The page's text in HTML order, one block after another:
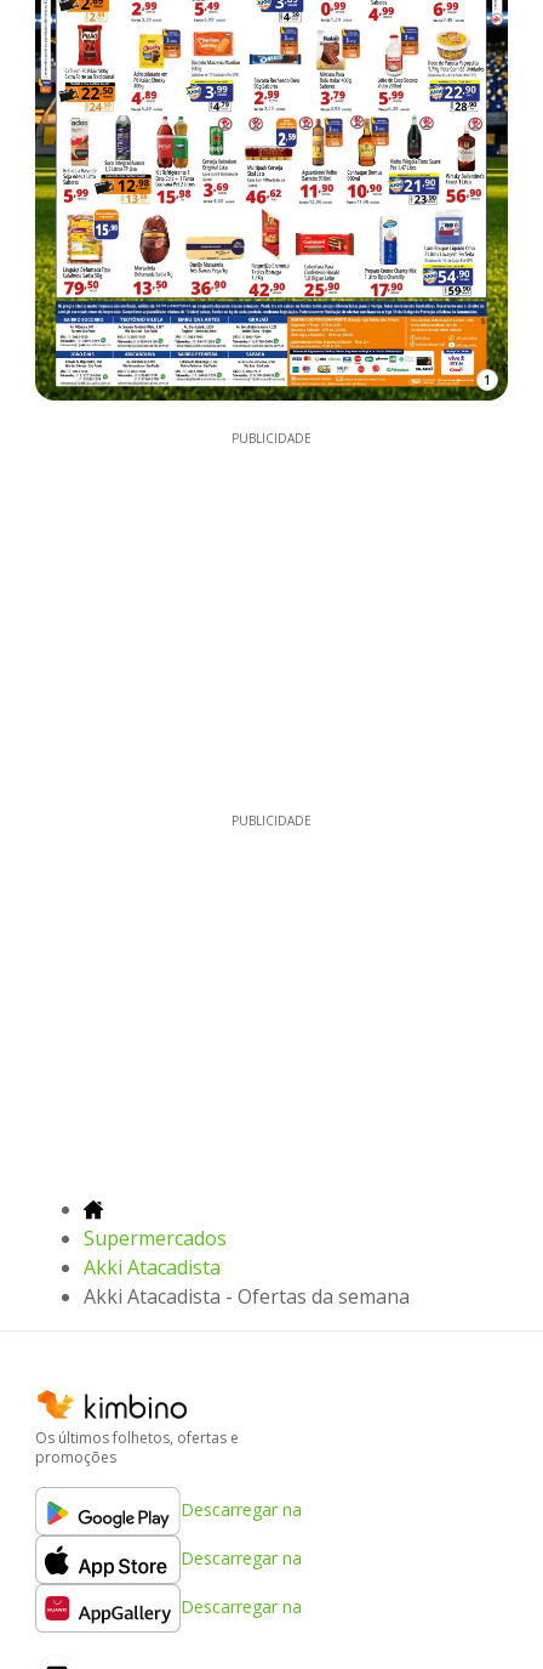
1
PUBLICIDADE
PUBLICIDADE
Supermercados
Akki Atacadista
Akki Atacadista - Ofertas da semana
Os últimos folhetos, ofertas e
promoções
Descarregar na
Descarregar na
Descarregar na